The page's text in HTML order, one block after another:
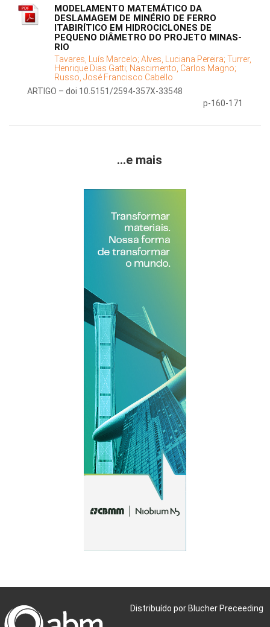
MODELAMENTO MATEMÁTICO DA
DESLAMAGEM DE MINÉRIO DE FERRO
ITABIRÍTICO EM HIDROCICLONES DE
PEQUENO DIÂMETRO DO PROJETO MINAS-
RIO
Tavares, Luís Marcelo; Alves, Luciana Pereira; Turrer,
Henrique Dias Gatti; Nascimento, Carlos Magno;
Russo, José Francisco Cabello
ARTIGO – doi 10.5151/2594-357X-33548
p-160-171
...e mais
Distribuído por Blucher Preceeding